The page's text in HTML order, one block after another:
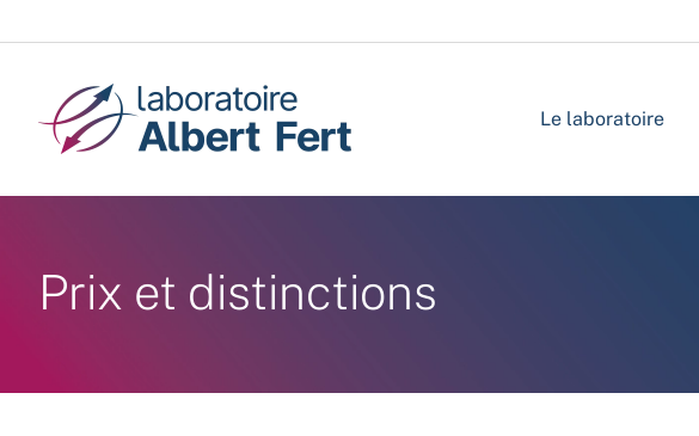
au
Le laboratoire
Prix et distinctions